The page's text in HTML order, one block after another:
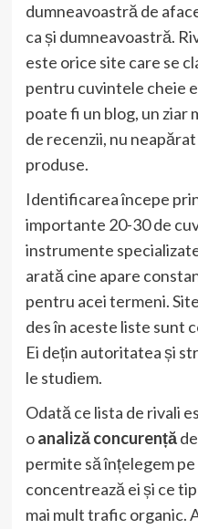
dumneavoastră de
ca și dumneavoastră.
este orice site care se
pentru cuvintele cheie
poate fi un blog, un ziar
de recenzii, nu
produse.
Identificarea începe
importante 20-30 de
instrumente
arată cine apare
pentru acei termeni.
des în aceste liste sunt
Ei dețin autoritatea și
le studiem.
Odată ce lista de rivali
oanaliză concurență
permite să înțelegem pe
concentrează ei și ce
mai mult trafic organic.